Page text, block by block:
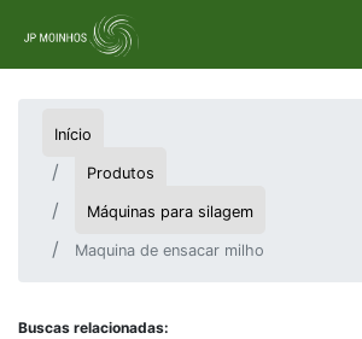
Início
Produtos
Máquinas para silagem
Maquina de ensacar milho
Buscas relacionadas: